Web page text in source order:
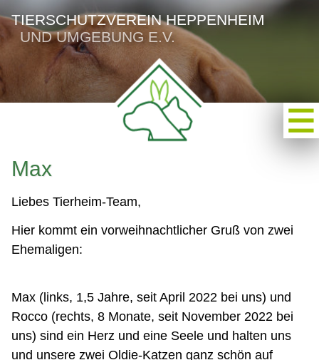
TIERSCHUTZVEREIN HEPPENHEIM
UND UMGEBUNG E.V.
Max
Liebes Tierheim-Team,
Hier kommt ein vorweihnachtlicher Gruß von zwei
Ehemaligen:
Max (links, 1,5 Jahre, seit April 2022 bei uns) und
Rocco (rechts, 8 Monate, seit November 2022 bei
uns) sind ein Herz und eine Seele und halten uns
und unsere zwei Oldie-Katzen ganz schön auf